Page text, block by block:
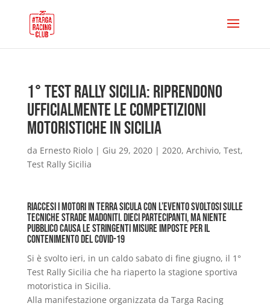
1° Test Rally Sicilia: riprendono
ufficialmente le competizioni
motoristiche in Sicilia
da Ernesto Riolo| Giu 29, 2020| 2020, Archivio, Test,
Test Rally Sicilia
Riaccesi i motori in terra sicula con l’evento svoltosi sulle
tecniche strade madoniti. Dieci partecipanti, ma niente
pubblico causa le stringenti misure imposte per il
contenimento del Covid-19
Si è svolto ieri, in un caldo sabato di fine giugno, il 1°
Test Rally Sicilia che ha riaperto la stagione sportiva
motoristica in Sicilia.
Alla manifestazione organizzata da Targa Racing